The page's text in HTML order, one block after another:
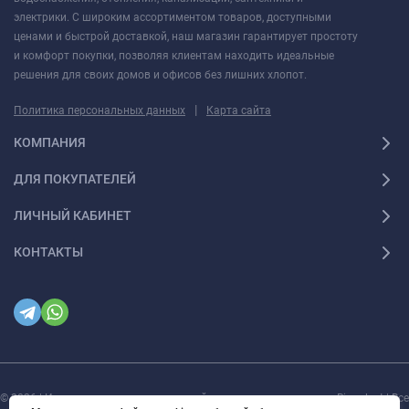
электрики. С широким ассортиментом товаров, доступными
ценами и быстрой доставкой, наш магазин гарантирует простоту
и комфорт покупки, позволяя клиентам находить идеальные
решения для своих домов и офисов без лишних хлопот.
Политика персональных данных | Карта сайта
КОМПАНИЯ
ДЛЯ ПОКУПАТЕЛЕЙ
ЛИЧНЫЙ КАБИНЕТ
КОНТАКТЫ
© 2026 | Интернет магазин инженерной сантехники и электрики Rigaplast | Все